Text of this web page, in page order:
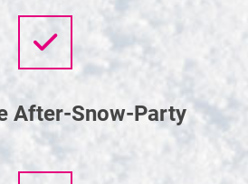
After-Snow-Party